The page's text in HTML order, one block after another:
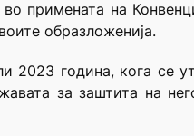
примената на
образложенија.
2023 година, кога се
за заштита на